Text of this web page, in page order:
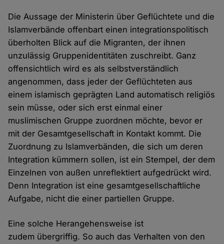
Die Aussage der Ministerin über Geflüchtete und die
Islamverbände offenbart einen integrationspolitisch
überholten Blick auf die Migranten, der ihnen
unzulässig Gruppenidentitäten zuschreibt. Ganz
offensichtlich wird es als selbstverständlich
angenommen, dass jeder der Geflüchteten aus
einem islamisch geprägten Land automatisch religiös
sein müsse, oder sich erst einmal einer
muslimischen Gruppe zuordnen möchte, bevor er
mit der Gesamtgesellschaft in Kontakt kommt. Die
Zuordnung zu Islamverbänden, die sich um deren
Integration kümmern sollen, ist ein Stempel, der dem
Einzelnen von außen unreflektiert aufgedrückt wird.
Denn Integration ist eine gesamtgesellschaftliche
Aufgabe, nicht die einer partiellen Gruppe.
Eine solche Herangehensweise ist
zudem übergriffig. So auch das Verhalten von den